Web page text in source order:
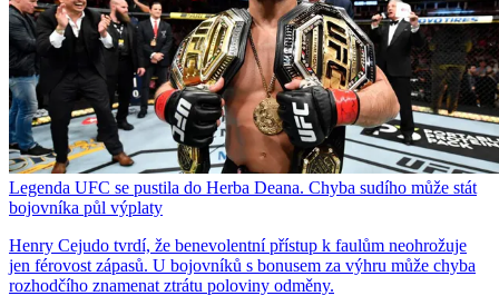
Legenda UFC se pustila do Herba Deana. Chyba sudího může stát
bojovníka půl výplaty
Henry Cejudo tvrdí, že benevolentní přístup k faulům neohrožuje
jen férovost zápasů. U bojovníků s bonusem za výhru může chyba
rozhodčího znamenat ztrátu poloviny odměny.